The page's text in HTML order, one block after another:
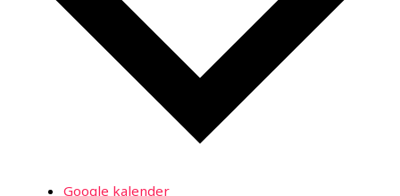
Google kalender